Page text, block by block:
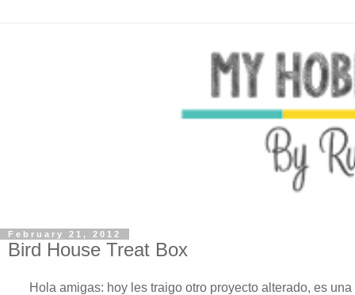
February 21, 2012
Bird House Treat Box
Hola amigas: hoy les traigo otro proyecto alterado, es